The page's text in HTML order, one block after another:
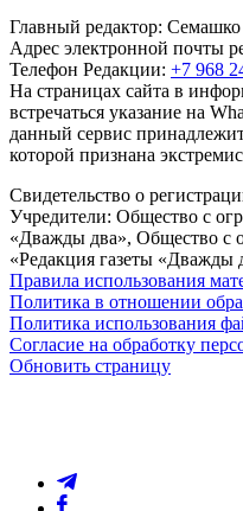
Главный редактор:
Адрес электронной почты
Телефон Редакции: +7 968
На страницах сайта в
встречаться указание на
данный сервис
которой признана
Свидетельство о
Учредители: Общество с
«Дважды два», Общество с
«Редакция газеты «Дважды
Правила использования
Политика в отношении
Политика использования
Согласие на обработку
Обновить страницу